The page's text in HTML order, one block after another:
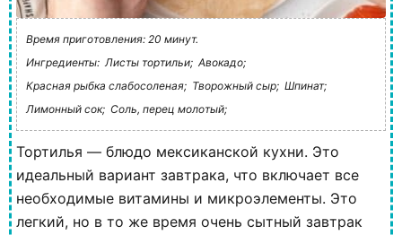
Время приготовления: 20 минут.
Ингредиенты: Листы тортильи; Авокадо;
Красная рыбка слабосоленая; Творожный сыр; Шпинат;
Лимонный сок; Соль, перец молотый;
Тортилья — блюдо мексиканской кухни. Это
идеальный вариант завтрака, что включает все
необходимые витамины и микроэлементы. Это
легкий, но в то же время очень сытный завтрак